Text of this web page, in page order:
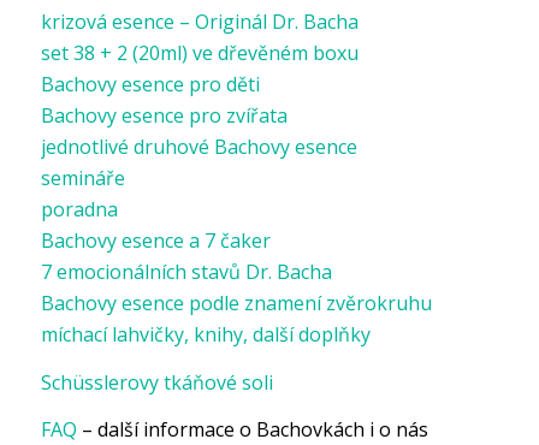
krizová esence – Originál Dr. Bacha
set 38 + 2 (20ml) ve dřevěném boxu
Bachovy esence pro děti
Bachovy esence pro zvířata
jednotlivé druhové Bachovy esence
semináře
poradna
Bachovy esence a 7 čaker
7 emocionálních stavů Dr. Bacha
Bachovy esence podle znamení zvěrokruhu
míchací lahvičky, knihy, další doplňky
Schüsslerovy tkáňové soli
FAQ – další informace o Bachovkách i o nás